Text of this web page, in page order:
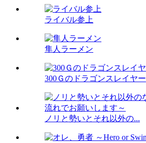
ライバル参上
隼人ラーメン
300Ｇのドラゴンスレイヤー
ノリと勢いとそれ以外の...